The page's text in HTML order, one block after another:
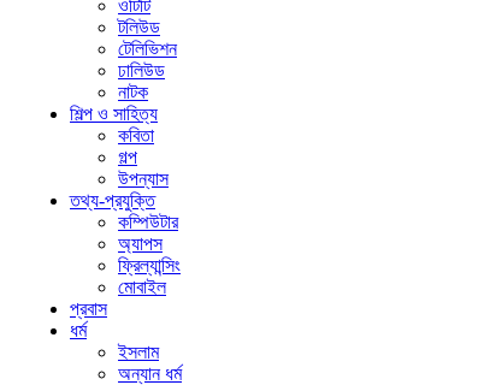
ওটিটি
টলিউড
টেলিভিশন
ঢালিউড
নাটক
শিল্প ও সাহিত্য
কবিতা
গল্প
উপন্যাস
তথ্য-প্রযুক্তি
কম্পিউটার
অ্যাপস
ফ্রিল্যান্সিং
মোবাইল
প্রবাস
ধর্ম
ইসলাম
অন্যান ধর্ম